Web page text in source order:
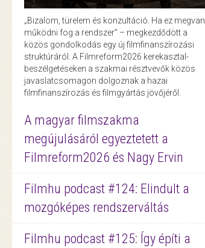
„Bizalom, türelem és konzultáció. Ha ez megvan,
működni fog a rendszer” – megkezdődött a
közös gondolkodás egy új filmfinanszírozási
struktúráról. A Filmreform2026 kerekasztal-
beszélgetéseken a szakmai résztvevők közös
javaslatcsomagon dolgoznak a hazai
filmfinanszírozás és filmgyártás jövőjéről.
A magyar filmszakma
megújulásáról egyeztetett a
Filmreform2026 és Nagy Ervin
Filmhu podcast #124: Elindult a
mozgóképes rendszerváltás
Filmhu podcast #125: Így építi a